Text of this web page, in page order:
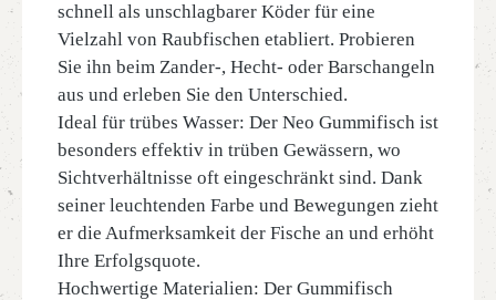
schnell als unschlagbarer Köder für eine
Vielzahl von Raubfischen etabliert. Probieren
Sie ihn beim Zander-, Hecht- oder Barschangeln
aus und erleben Sie den Unterschied.
Ideal für trübes Wasser: Der Neo Gummifisch ist
besonders effektiv in trüben Gewässern, wo
Sichtverhältnisse oft eingeschränkt sind. Dank
seiner leuchtenden Farbe und Bewegungen zieht
er die Aufmerksamkeit der Fische an und erhöht
Ihre Erfolgsquote.
Hochwertige Materialien: Der Gummifisch